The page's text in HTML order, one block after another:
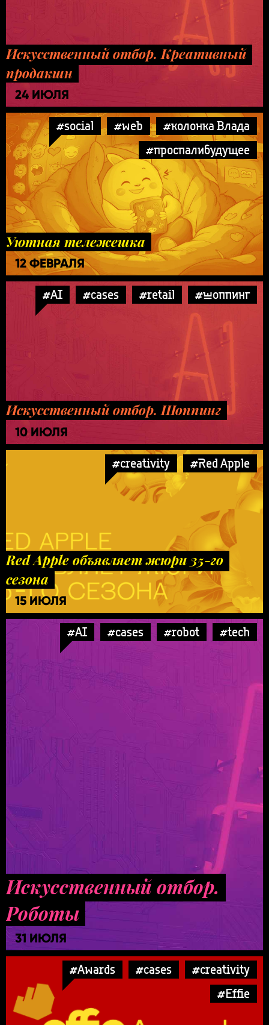
Искусственный отбор. Креативный
продакшн
24 ИЮЛЯ
#social #web
#колонка Влада
#проспалибудущее
Уютная тележешка
12 ФЕВРАЛЯ
#AI #cases #retail #шоппинг
Искусственный отбор. Шоппинг
10 ИЮЛЯ
#creativity #Red Apple
Red Apple объявляет жюри 35-го
сезона
15 ИЮЛЯ
#AI #cases #robot #tech
Искусственный отбор.
Роботы
31 ИЮЛЯ
#Awards #cases
#creativity
#Effie